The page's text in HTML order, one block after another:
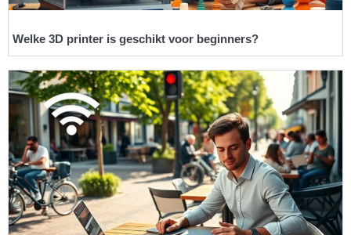
Welke 3D printer is geschikt voor beginners?